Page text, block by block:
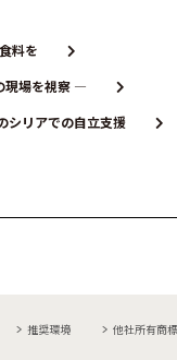
の食料を
の現場を視察 ―
のシリアでの自立支援
推奨環境 他社所有商